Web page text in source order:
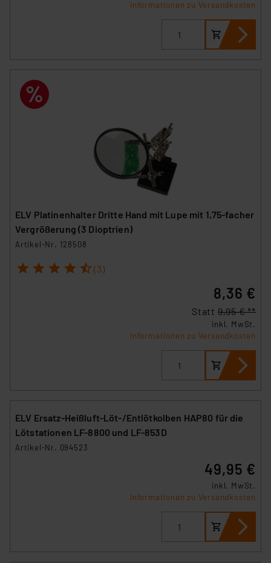
Informationen zu Versandkosten
ELV Platinenhalter Dritte Hand mit Lupe mit 1,75-facher
Vergrößerung (3 Dioptrien)
Artikel-Nr. 128508
1 2 3 4 5 (3)
8,36 €
Statt 9,95 € **
inkl. MwSt.
Informationen zu Versandkosten
ELV Ersatz-Heißluft-Löt-/Entlötkolben HAP80 für die
Lötstationen LF-8800 und LF-853D
Artikel-Nr. 094523
49,95 €
inkl. MwSt.
Informationen zu Versandkosten